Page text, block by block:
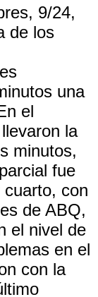
9/24,
de los
una
el
la
minutos,
fue
con
de ABQ,
el nivel de
en el
con la